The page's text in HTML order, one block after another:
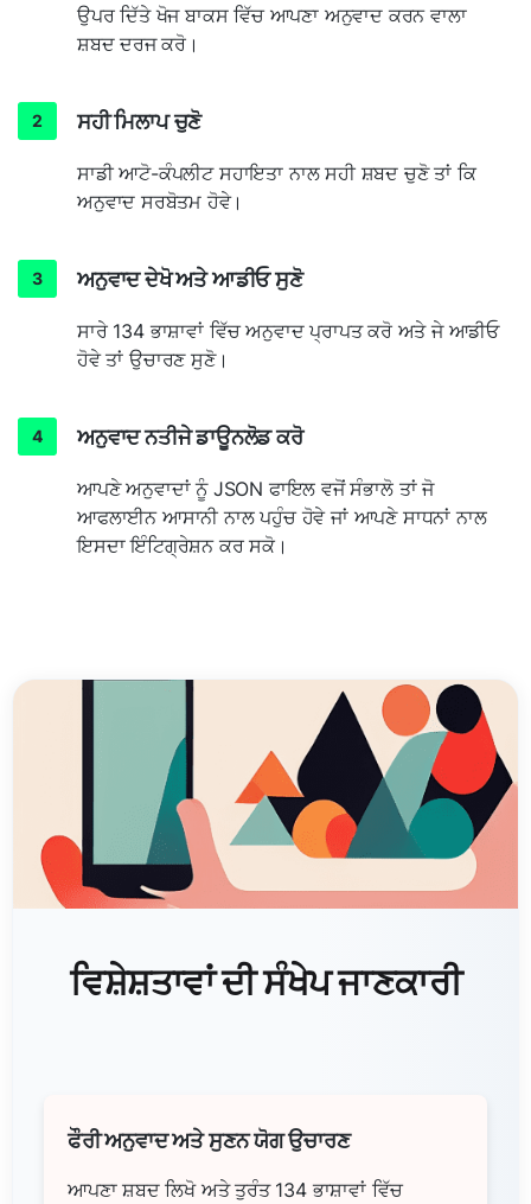
ਉਪਰ ਦਿੱਤੇ ਖੋਜ ਬਾਕਸ ਵਿੱਚ ਆਪਣਾ ਅਨੁਵਾਦ ਕਰਨ ਵਾਲਾ
ਸ਼ਬਦ ਦਰਜ ਕਰੋ।
ਸਹੀ ਮਿਲਾਪ ਚੁਣੋ
ਸਾਡੀ ਆਟੋ-ਕੰਪਲੀਟ ਸਹਾਇਤਾ ਨਾਲ ਸਹੀ ਸ਼ਬਦ ਚੁਣੋ ਤਾਂ ਕਿ
ਅਨੁਵਾਦ ਸਰਬੋਤਮ ਹੋਵੇ।
ਅਨੁਵਾਦ ਦੇਖੋ ਅਤੇ ਆਡੀਓ ਸੁਣੋ
ਸਾਰੇ 134 ਭਾਸ਼ਾਵਾਂ ਵਿੱਚ ਅਨੁਵਾਦ ਪ੍ਰਾਪਤ ਕਰੋ ਅਤੇ ਜੇ ਆਡੀਓ
ਹੋਵੇ ਤਾਂ ਉਚਾਰਣ ਸੁਣੋ।
ਅਨੁਵਾਦ ਨਤੀਜੇ ਡਾਊਨਲੋਡ ਕਰੋ
ਆਪਣੇ ਅਨੁਵਾਦਾਂ ਨੂੰ JSON ਫਾਇਲ ਵਜੋਂ ਸੰਭਾਲੋ ਤਾਂ ਜੋ
ਆਫਲਾਈਨ ਆਸਾਨੀ ਨਾਲ ਪਹੁੰਚ ਹੋਵੇ ਜਾਂ ਆਪਣੇ ਸਾਧਨਾਂ ਨਾਲ
ਇਸਦਾ ਇੰਟਿਗ੍ਰੇਸ਼ਨ ਕਰ ਸਕੋ।
ਵਿਸ਼ੇਸ਼ਤਾਵਾਂ ਦੀ ਸੰਖੇਪ ਜਾਣਕਾਰੀ
ਫੌਰੀ ਅਨੁਵਾਦ ਅਤੇ ਸੁਣਨ ਯੋਗ ਉਚਾਰਣ
ਆਪਣਾ ਸ਼ਬਦ ਲਿਖੋ ਅਤੇ ਤੁਰੰਤ 134 ਭਾਸ਼ਾਵਾਂ ਵਿੱਚ